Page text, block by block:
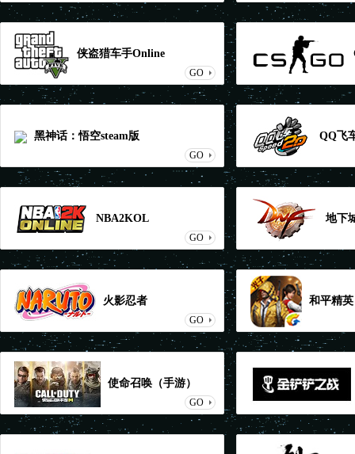
侠盗猎车手Online
GO
黑神话：悟空steam版
GO
QQ飞
NBA2KOL
GO
地下
火影忍者
GO
和平精英
使命召唤（手游）
GO